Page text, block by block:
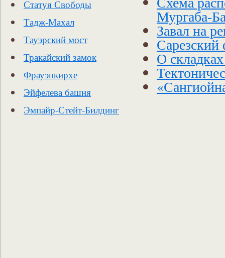
Статуя Свободы
Тадж-Махал
Тауэрский мост
Тракайский замок
Фрауэнкирхе
Эйфелева башня
Эмпайр-Стейт-Билдинг
Мургаба-
Завал на
О